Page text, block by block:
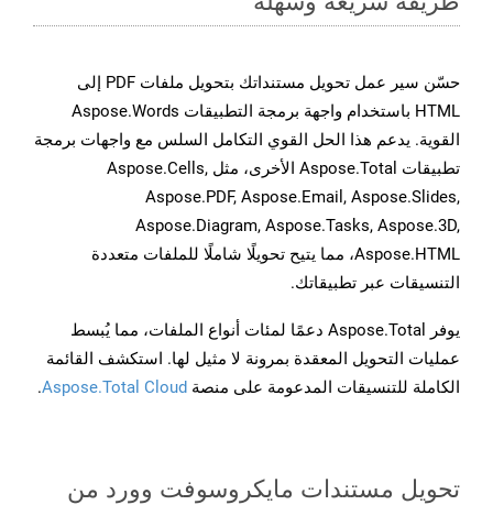
حسّن سير عمل تحويل مستنداتك بتحويل ملفات PDF إلى
HTML باستخدام واجهة برمجة التطبيقات Aspose.Words
القوية. يدعم هذا الحل القوي التكامل السلس مع واجهات برمجة
تطبيقات Aspose.Total الأخرى، مثل Aspose.Cells,
Aspose.PDF, Aspose.Email, Aspose.Slides,
Aspose.Diagram, Aspose.Tasks, Aspose.3D,
Aspose.HTML، مما يتيح تحويلًا شاملًا للملفات متعددة
التنسيقات عبر تطبيقاتك.
يوفر Aspose.Total دعمًا لمئات أنواع الملفات، مما يُبسط
عمليات التحويل المعقدة بمرونة لا مثيل لها. استكشف القائمة
الكاملة للتنسيقات المدعومة على منصة Aspose.Total Cloud
.
تحويل مستندات مايكروسوفت وورد من